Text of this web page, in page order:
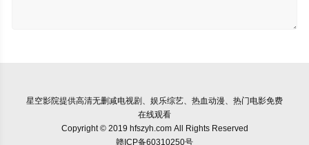
星空影院提供高清无删减电视剧、娱乐综艺、热血动漫、热门电影免费
在线观看
Copyright © 2019 hfszyh.com All Rights Reserved
赣ICP备60310250号